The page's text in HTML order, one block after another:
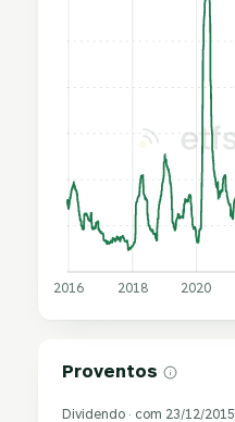
2016 2018 2020
Proventos
Dividendo · com 23/12/2015